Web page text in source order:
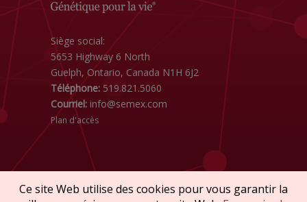
Siège social:
5653 Highway 6 North
Guelph, Ontario, Canada N1H 6J2
Téléphone: 519.821.5060
Courriel: info@semex.com
Plan d'accès
Ce site Web utilise des cookies pour vous garantir la